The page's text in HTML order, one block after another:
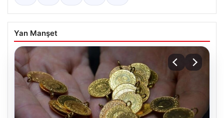
Yan Manşet